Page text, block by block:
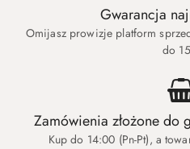
Gwarancja
Omijasz prowizje platform
do
Zamówienia złożone do
Kup do 14:00 (Pn-Pt), a